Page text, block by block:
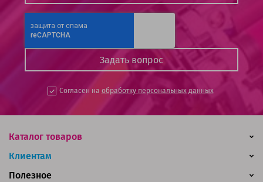
Согласен на обработку персональных данных
Каталог товаров
Клиентам
Полезное